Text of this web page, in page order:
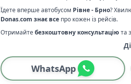
Їдете вперше автобусом Рівне- Брно?
Donas.com знає все про кожен із рейсів.
Отримайтебезкоштовну консультацію та
WhatsApp